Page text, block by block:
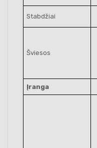
Stabdžiai
Šviesos
Įranga